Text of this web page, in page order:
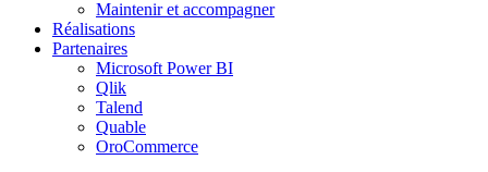
Maintenir et accompagner
Réalisations
Partenaires
Microsoft Power BI
Qlik
Talend
Quable
OroCommerce